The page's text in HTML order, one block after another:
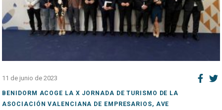
11 de junio de 2023
BENIDORM ACOGE LA X JORNADA DE TURISMO DE LA
ASOCIACIÓN VALENCIANA DE EMPRESARIOS, AVE